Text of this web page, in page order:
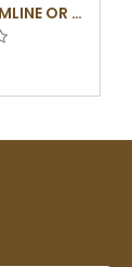
STYLO SLIMLINE OR - BARRETTE PLATE